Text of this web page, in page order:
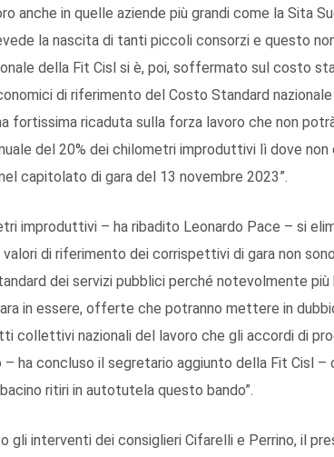
anche in quelle aziende più grandi come la Sita
la nascita di tanti piccoli consorzi e questo
della Fit Cisl si è, poi, soffermato sul costo
di riferimento del Costo Standard
fortissima ricaduta sulla forza lavoro che non
del 20% dei chilometri improduttivi lì dove non
capitolato di gara del 13 novembre 2023”.
improduttivi – ha ribadito Leonardo Pace – si
valori di riferimento dei corrispettivi di gara non
dei servizi pubblici perché notevolmente più
in essere, offerte che potranno mettere in
collettivi nazionali del lavoro che gli accordi di
ha concluso il segretario aggiunto della Fit Cisl –
ritiri in autotutela questo bando”.
gli interventi dei consiglieri Cifarelli e Perrino, il